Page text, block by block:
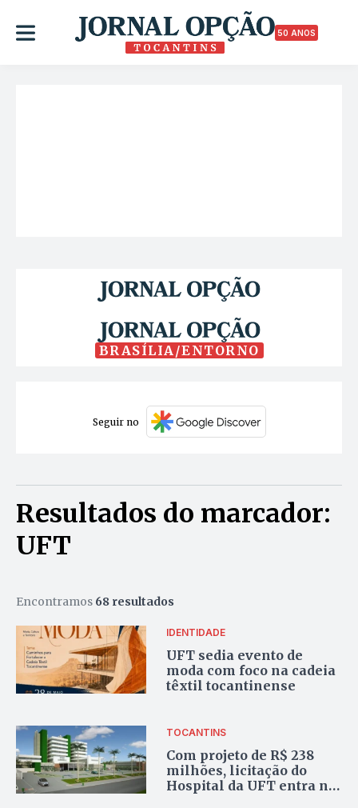
50 ANOS
BRASÍLIA/ENTORNO
Seguir no
Resultados do marcador:
UFT
Encontramos 68 resultados
IDENTIDADE
UFT sedia evento de
moda com foco na cadeia
têxtil tocantinense
TOCANTINS
Com projeto de R$ 238
milhões, licitação do
Hospital da UFT entra na